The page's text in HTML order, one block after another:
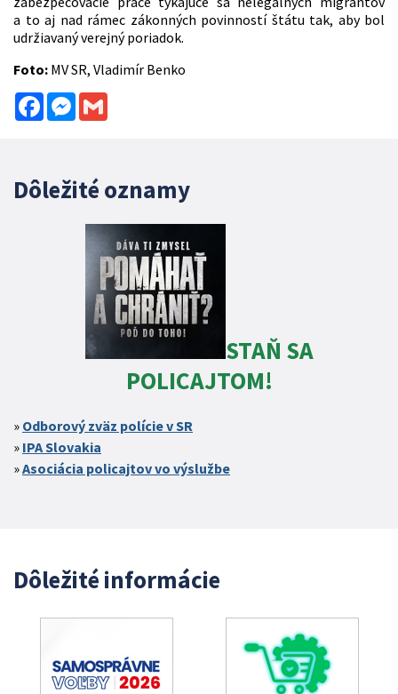
a to aj nad rámec zákonných povinností štátu tak, aby bol
udržiavaný verejný poriadok.
Foto: MV SR, Vladimír Benko
FacebookMessenger
Dôležité oznamy
STAŇ SA
POLICAJTOM!
Odborový zväz polície v SR
IPA Slovakia
Asociácia policajtov vo výslužbe
Dôležité informácie